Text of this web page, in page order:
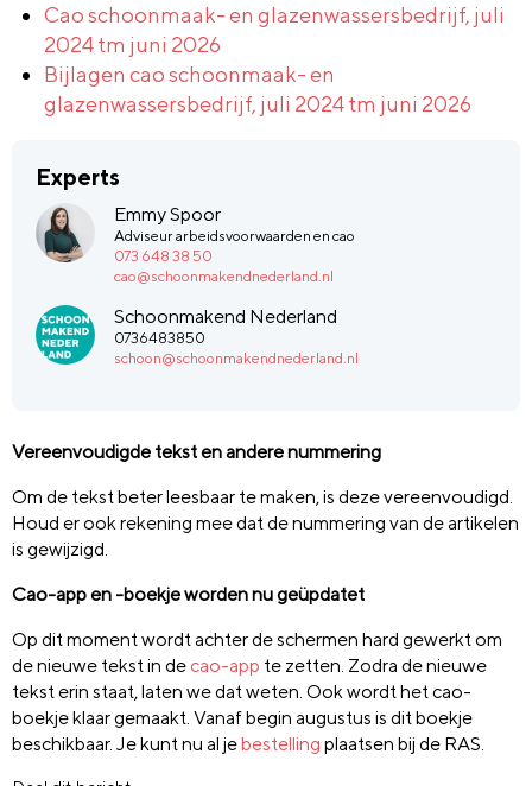
Cao schoonmaak- en glazenwassersbedrijf, juli
2024 tm juni 2026
Bijlagen cao schoonmaak- en
glazenwassersbedrijf, juli 2024 tm juni 2026
Experts
Emmy Spoor
Adviseur arbeidsvoorwaarden en cao
073 648 38 50
cao@schoonmakendnederland.nl
Schoonmakend Nederland
0736483850
schoon@schoonmakendnederland.nl
Vereenvoudigde tekst en andere nummering
Om de tekst beter leesbaar te maken, is deze vereenvoudigd.
Houd er ook rekening mee dat de nummering van de artikelen
is gewijzigd.
Cao-app en -boekje worden nu geüpdatet
Op dit moment wordt achter de schermen hard gewerkt om
de nieuwe tekst in de cao-app te zetten. Zodra de nieuwe
tekst erin staat, laten we dat weten. Ook wordt het cao-
boekje klaar gemaakt. Vanaf begin augustus is dit boekje
beschikbaar. Je kunt nu al jebestelling plaatsen bij de RAS.